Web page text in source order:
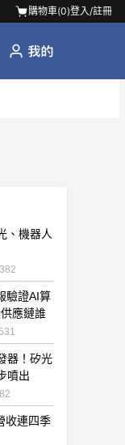
購物車(0)登入/註冊
、機器人
驗證AI算
應鏈誰
器！矽光
噴出
收連四季